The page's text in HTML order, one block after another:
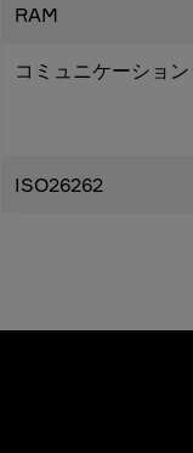
RAM
コミュニケーション
ISO26262